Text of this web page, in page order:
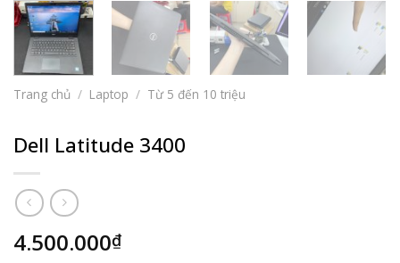
Trang chủ / Laptop / Từ 5 đến 10 triệu
Dell Latitude 3400
4.500.000₫